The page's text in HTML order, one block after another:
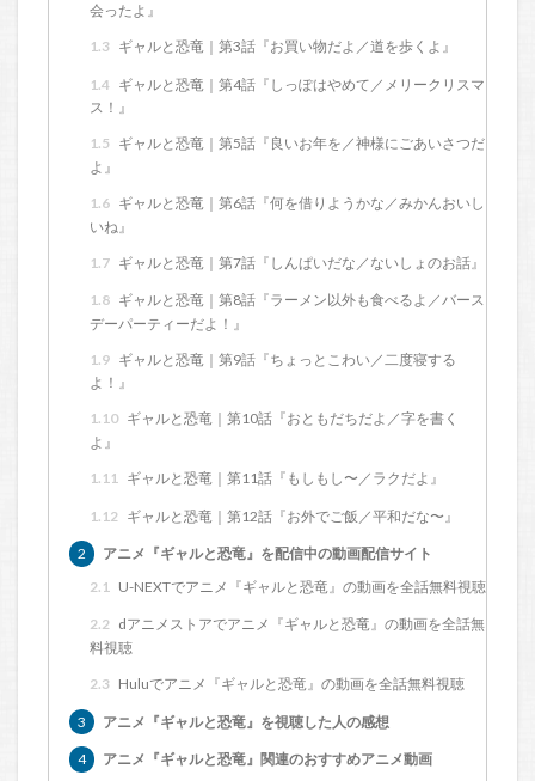
会ったよ』
1.3 ギャルと恐竜｜第3話『お買い物だよ／道を歩くよ』
1.4 ギャルと恐竜｜第4話『しっぽはやめて／メリークリスマ
ス！』
1.5 ギャルと恐竜｜第5話『良いお年を／神様にごあいさつだ
よ』
1.6 ギャルと恐竜｜第6話『何を借りようかな／みかんおいし
いね』
1.7 ギャルと恐竜｜第7話『しんぱいだな／ないしょのお話』
1.8 ギャルと恐竜｜第8話『ラーメン以外も食べるよ／バース
デーパーティーだよ！』
1.9 ギャルと恐竜｜第9話『ちょっとこわい／二度寝する
よ！』
1.10 ギャルと恐竜｜第10話『おともだちだよ／字を書く
よ』
1.11
ギャルと恐竜｜第11話『もしもし〜／ラクだよ』
1.12 ギャルと恐竜｜第12話『お外でご飯／平和だな〜』
2
アニメ『ギャルと恐竜』を配信中の動画配信サイト
2.1
U-NEXTでアニメ『ギャルと恐竜』の動画を全話無料視聴
2.2 dアニメストアでアニメ『ギャルと恐竜』の動画を全話無
料視聴
2.3 Huluでアニメ『ギャルと恐竜』の動画を全話無料視聴
3 アニメ『ギャルと恐竜』を視聴した人の感想
4
アニメ『ギャルと恐竜』関連のおすすめアニメ動画